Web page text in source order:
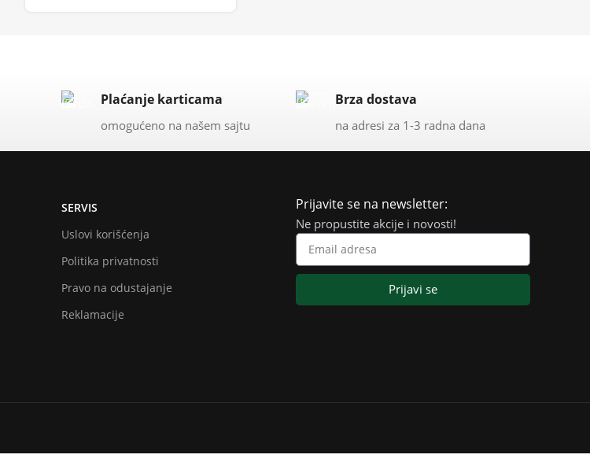
Plaćanje karticama
omogućeno na našem sajtu
Brza dostava
na adresi za 1-3 radna dana
SERVIS
Uslovi korišćenja
Politika privatnosti
Pravo na odustajanje
Reklamacije
Prijavite se na newsletter:
Ne propustite akcije i novosti!
Prijavi se